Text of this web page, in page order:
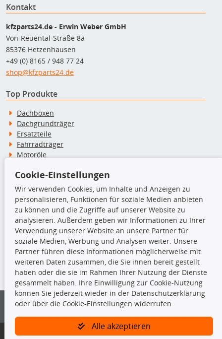
Kontakt
kfzparts24.de - Erwin Weber GmbH
Von-Reuental-Straße 8a
85376 Hetzenhausen
+49 (0) 8165 / 948 77 24
shop@kfzparts24.de
Top Produkte
Dachboxen
Dachgrundträger
Ersatzteile
Fahrradträger
Motoröle
Schneeketten
TecDoc Inside
Die hier angezeigten Daten insbesondere die gesamte Datenbank dürfen
nicht kopiert werden.
Es ist zu unterlassen, die Daten oder die gesamte Datenbank ohne
vorherige Zustimmung von TecDoc zu vervielfältigen, zu verbreiten
und/oder diese Handlungen durch Dritte ausführen zu lassen. Ein
Bitte prüfen Sie, ob das über unseren Onlineshop identifizierte Ersatzteil
Cookie-Einstellungen
Wir verwenden Cookies, um Inhalte und Anzeigen zu
personalisieren, Funktionen für soziale Medien anbieten
zu können und die Zugriffe auf unserer Website zu
analysieren. Außerdem geben wir Informationen zu Ihrer
Verwendung unserer Website an unsere Partner für
soziale Medien, Werbung und Analysen weiter. Unsere
Partner führen diese Informationen möglicherweise mit
weiteren Daten zusammen, die Sie ihnen bereit gestellt
haben oder die sie im Rahmen Ihrer Nutzung der Dienste
gesammelt haben. Ihre Einwilligung zur Cookie-Nutzung
können Sie jederzeit wieder in der Datenschutzerklärung
oder über die Cookie-Einstellungen widerrufen.
Alle akzeptieren